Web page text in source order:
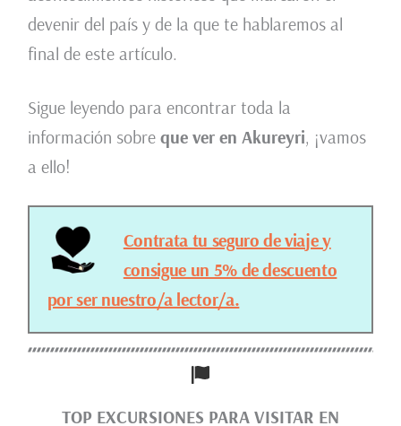
devenir del país y de la que te hablaremos al
final de este artículo.
Sigue leyendo para encontrar toda la
información sobre que ver en Akureyri, ¡vamos
a ello!
Contrata tu seguro de viaje y
consigue un 5% de descuento
por ser nuestro/a lector/a.
TOP EXCURSIONES PARA VISITAR EN